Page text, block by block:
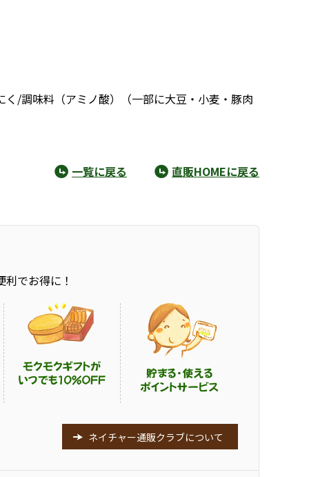
/調味料（アミノ酸）（一部に大豆・小麦・豚肉
一覧に戻る 直販HOMEに戻る
でお得に！
ネイチャー通販クラブについて